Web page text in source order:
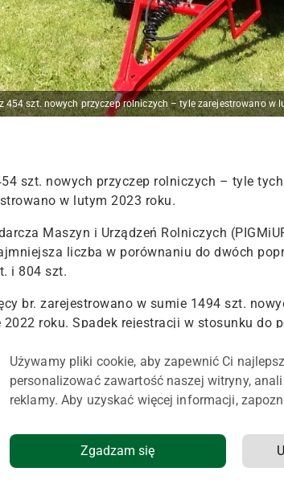
szt. nowych przyczep rolniczych – tyle zarejestrowano w
szt. nowych przyczep rolniczych – tyle
w lutym 2023 roku.
Maszyn i Urządzeń Rolniczych
liczba w porównaniu do dwóch
i 804 szt.
br. zarejestrowano w sumie 1494 szt.
roku. Spadek rejestracji w stosunku do
454 szt. nowych przyczep rolniczych
roku zarejestrowano 956 szt. nowych
w 2022 roku. Wynik ten oznacza spadek rok
Używamy pliki cookie, aby zapewnić Ci
personalizować zawartość naszej witryny,
reklamy. Aby uzyskać więcej informacji,
Zgadzam się